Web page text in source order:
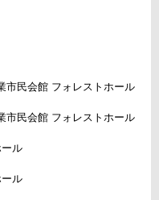
市民会館 フォレストホール
市民会館 フォレストホール
ル
ル